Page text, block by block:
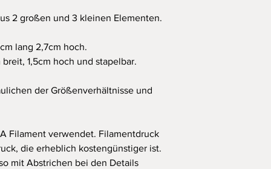
2 großen und 3 kleinen Elementen.
lang 2,7cm hoch.
1,5cm hoch und stapelbar.
der Größenverhältnisse und
Filament verwendet. Filamentdruck
die erheblich kostengünstiger ist.
mit Abstrichen bei den Details